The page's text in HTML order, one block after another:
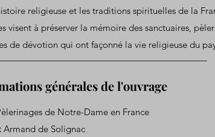
religieuse et les traditions spirituelles de la
visent à préserver la mémoire des sanctuaires,
de dévotion qui ont façonné la vie religieuse du
générales de l'ouvrage
de Notre-Dame en France
Armand de Solignac